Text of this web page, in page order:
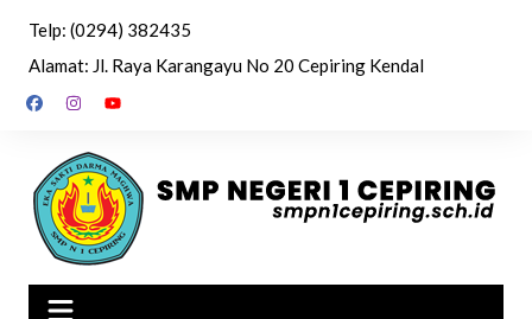
content
Telp: (0294) 382435
Alamat: Jl. Raya Karangayu No 20 Cepiring Kendal